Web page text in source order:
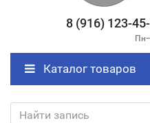
8 (916) 123-
Каталог товаров